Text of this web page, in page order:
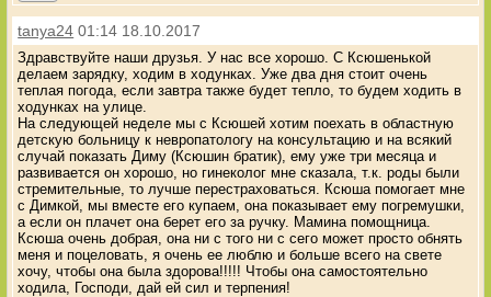
tanya24 01:14 18.10.2017
Здравствуйте наши друзья. У нас все хорошо. С Ксюшенькой
делаем зарядку, ходим в ходунках. Уже два дня стоит очень
теплая погода, если завтра также будет тепло, то будем ходить в
ходунках на улице.
На следующей неделе мы с Ксюшей хотим поехать в областную
детскую больницу к невропатологу на консультацию и на всякий
случай показать Диму (Ксюшин братик), ему уже три месяца и
развивается он хорошо, но гинеколог мне сказала, т.к. роды были
стремительные, то лучше перестраховаться. Ксюша помогает мне
с Димкой, мы вместе его купаем, она показывает ему погремушки,
а если он плачет она берет его за ручку. Мамина помощница.
Ксюша очень добрая, она ни с того ни с сего может просто обнять
меня и поцеловать, я очень ее люблю и больше всего на свете
хочу, чтобы она была здорова!!!!! Чтобы она самостоятельно
ходила, Господи, дай ей сил и терпения!